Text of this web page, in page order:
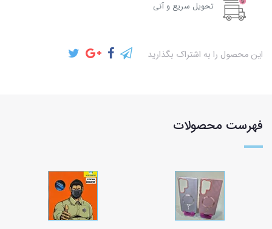
تحویل سریع و آنی
این محصول را به اشتراک بگذارید
فهرست محصولات